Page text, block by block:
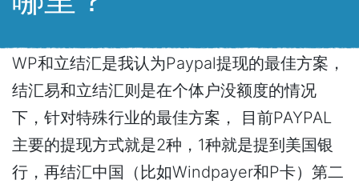
WP和立结汇是我认为Paypal提现的最佳方案，
结汇易和立结汇则是在个体户没额度的情况
下，针对特殊行业的最佳方案， 目前PAYPAL
主要的提现方式就是2种，1种就是提到美国银
行，再结汇中国（比如Windpayer和P卡）第二